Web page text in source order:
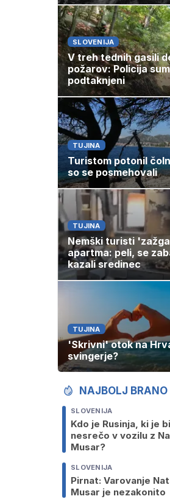
SLOVENIJA
V treh tednih gasili
požarov: Policija
podtaknjeni
TUJINA
Turistom potonil
so se posmehovali
TUJINA
Nemški turisti
apartma: peli, se
kazali sredinec
TUJINA
'Skrivni' otok na
svingerje?
NAJBOLJ BRANO
SLOVENIJA
Kdo je Rusinja, ki je
nesrečo v vozilu z
Musar?
SLOVENIJA
Pirnat: Varovanje
Musar je nezakonito